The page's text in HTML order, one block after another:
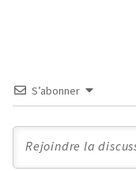
S’abonner